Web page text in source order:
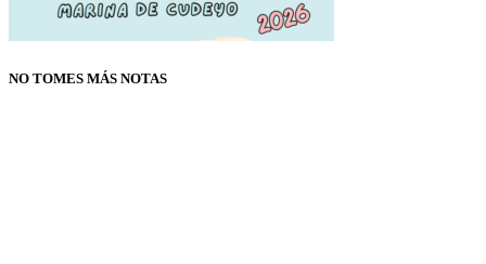
NO TOMES MÁS NOTAS